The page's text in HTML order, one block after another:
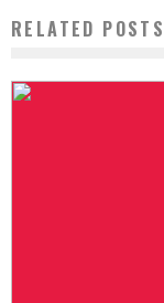
RELATED POSTS